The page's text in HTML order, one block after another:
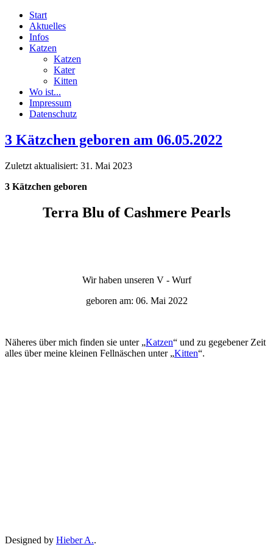
Start
Aktuelles
Infos
Katzen
Katzen
Kater
Kitten
Wo ist...
Impressum
Datenschutz
3 Kätzchen geboren am 06.05.2022
Zuletzt aktualisiert: 31. Mai 2023
3 Kätzchen geboren
Terra Blu of Cashmere Pearls
Wir haben unseren V - Wurf
geboren am: 06. Mai 2022
Näheres über mich finden sie unter „Katzen“ und zu gegebener Zeit
alles über meine kleinen Fellnäschen unter „Kitten“.
Designed by Hieber A..